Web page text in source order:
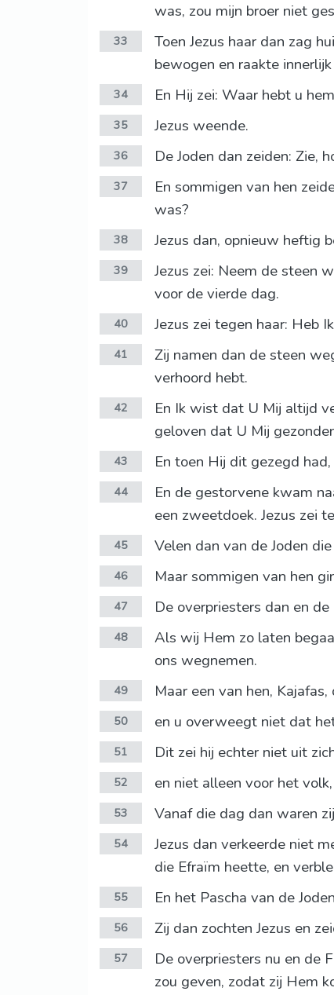
was, zou mijn broer niet
33
Toen Jezus haar dan zag
bewogen en raakte
34 En Hij zei: Waar hebt u
35 Jezus weende.
36 De Joden dan zeiden: Zie,
37
En sommigen van hen
was?
38 Jezus dan, opnieuw heftig
39
Jezus zei: Neem de steen
voor de vierde dag.
40 Jezus zei tegen haar: Heb
41
Zij namen dan de steen
verhoord hebt.
42
En Ik wist dat U Mij altijd
geloven dat U Mij
43 En toen Hij dit gezegd
44
En de gestorvene kwam
een zweetdoek. Jezus zei
45 Velen dan van de Joden
46 Maar sommigen van hen
47 De overpriesters dan en
48
Als wij Hem zo laten
ons wegnemen.
49 Maar een van hen,
50 en u overweegt niet dat
51 Dit zei hij echter niet uit
52 en niet alleen voor het
53 Vanaf die dag dan waren
54
Jezus dan verkeerde niet
die Efraïm heette, en
55 En het Pascha van de
56 Zij dan zochten Jezus en
57
De overpriesters nu en de
zou geven, zodat zij Hem